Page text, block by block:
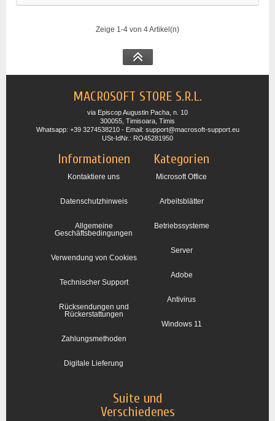
Zeige 1-4 von 4 Artikel(n)
MACROSOFT STORE S.R.L.
via Episcop Augustin Pacha, n. 10
300055, Timisoara, Timis
Whatsapp: +39 3274538210 - Email: support@macrosoft-support.eu
USt-IdNr.: RO45281950
Informationen
Kontaktiere uns
Datenschutzhinweis
Allgemeine
Geschäftsbedingungen
Verwendung von Cookies
Technischer Support
Rücksendungen und
Rückerstattungen
Zahlungsmethoden
Digitale Lieferung
Kategorien
Microsoft Office
Arbeitsblätter
Betriebssysteme
Server
Adobe
Antivirus
Windows 11
Suite und
Verschiedenes